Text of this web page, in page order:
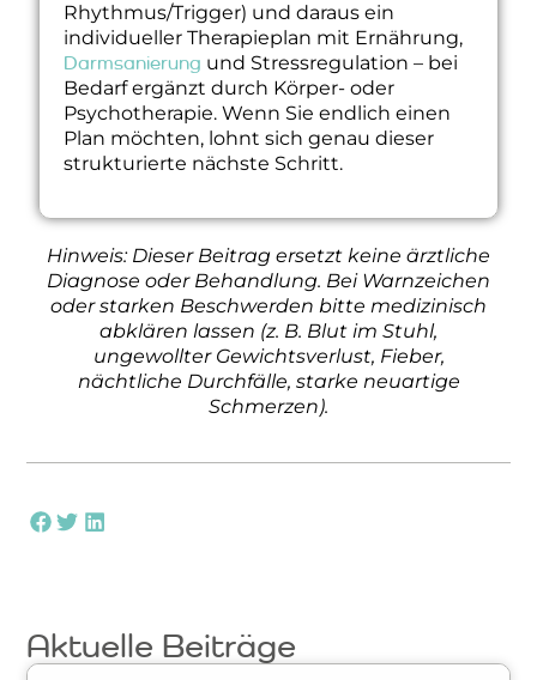
Rhythmus/Trigger) und daraus ein
individueller Therapieplan mit Ernährung,
Darmsanierung und Stressregulation – bei
Bedarf ergänzt durch Körper- oder
Psychotherapie. Wenn Sie endlich einen
Plan möchten, lohnt sich genau dieser
strukturierte nächste Schritt.
Hinweis: Dieser Beitrag ersetzt keine ärztliche
Diagnose oder Behandlung. Bei Warnzeichen
oder starken Beschwerden bitte medizinisch
abklären lassen (z. B. Blut im Stuhl,
ungewollter Gewichtsverlust, Fieber,
nächtliche Durchfälle, starke neuartige
Schmerzen).
Aktuelle Beiträge